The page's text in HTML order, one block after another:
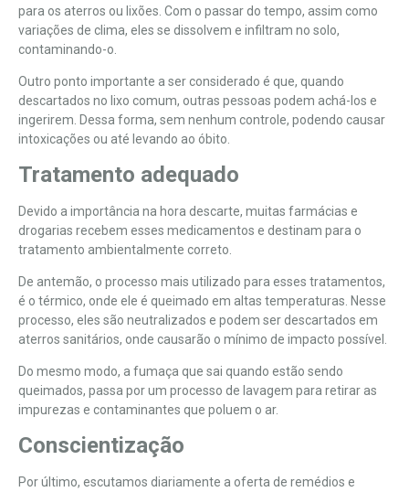
para os aterros ou lixões. Com o passar do tempo, assim como
variações de clima, eles se dissolvem e infiltram no solo,
contaminando-o.
Outro ponto importante a ser considerado é que, quando
descartados no lixo comum, outras pessoas podem achá-los e
ingerirem. Dessa forma, sem nenhum controle, podendo causar
intoxicações ou até levando ao óbito.
Tratamento adequado
Devido a importância na hora descarte, muitas farmácias e
drogarias recebem esses medicamentos e destinam para o
tratamento ambientalmente correto.
De antemão, o processo mais utilizado para esses tratamentos,
é o térmico, onde ele é queimado em altas temperaturas. Nesse
processo, eles são neutralizados e podem ser descartados em
aterros sanitários, onde causarão o mínimo de impacto possível.
Do mesmo modo, a fumaça que sai quando estão sendo
queimados, passa por um processo de lavagem para retirar as
impurezas e contaminantes que poluem o ar.
Conscientização
Por último, escutamos diariamente a oferta de remédios e